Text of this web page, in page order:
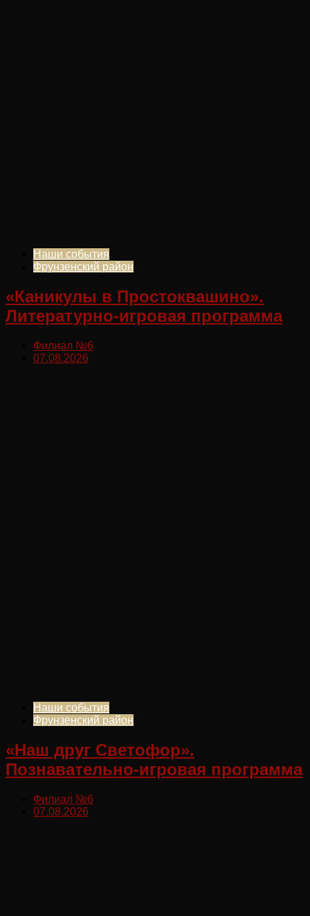
Наши события
Фрунзенский район
«Каникулы в Простоквашино».
Литературно-игровая программа
Филиал №6
07.08.2026
Наши события
Фрунзенский район
«Наш друг Светофор».
Познавательно-игровая программа
Филиал №6
07.08.2026